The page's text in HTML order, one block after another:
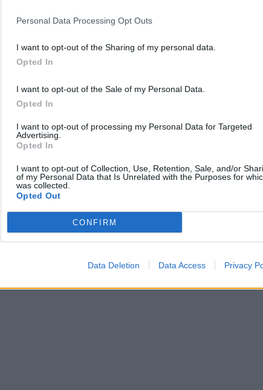
Personal Data Processing Opt Outs
I want to opt-out of the Sharing of my personal data.
Opted In
I want to opt-out of the Sale of my Personal Data.
Opted In
I want to opt-out of processing my Personal Data for Targeted
Advertising.
Opted In
I want to opt-out of Collection, Use, Retention, Sale, and/or
of my Personal Data that Is Unrelated with the Purposes for
was collected.
Opted Out
CONFIRM
Data Deletion Data Access Privacy